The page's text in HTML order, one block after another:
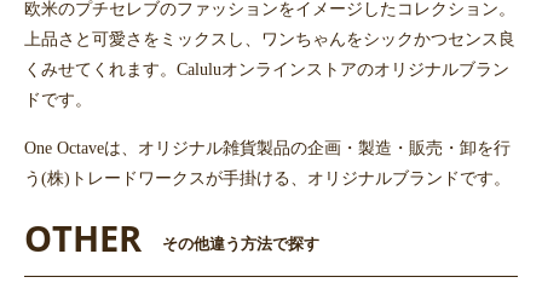
欧米のプチセレブのファッションをイメージしたコレクション。
上品さと可愛さをミックスし、ワンちゃんをシックかつセンス良
くみせてくれます。Caluluオンラインストアのオリジナルブラン
ドです。
One Octaveは、オリジナル雑貨製品の企画・製造・販売・卸を行
う(株)トレードワークスが手掛ける、オリジナルブランドです。
OTHER その他違う方法で探す